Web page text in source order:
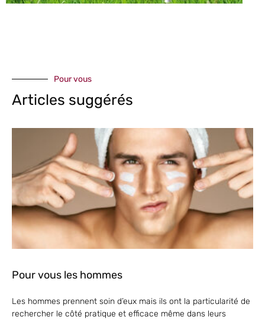
Pour vous
Articles suggérés
Pour vous les hommes
Les hommes prennent soin d’eux mais ils ont la particularité de
rechercher le côté pratique et efficace même dans leurs